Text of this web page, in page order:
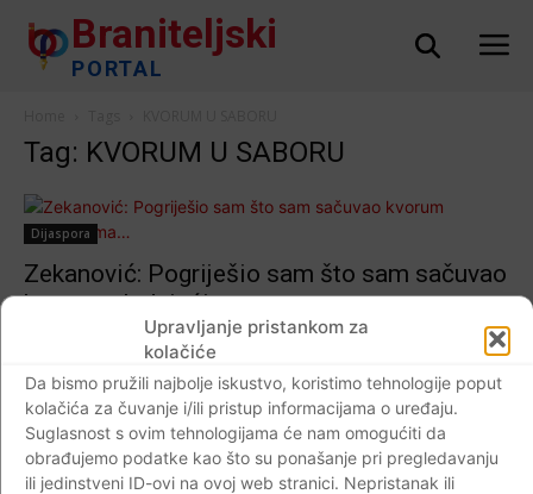
Upravljanje pristankom za
kolačiće
Da bismo pružili najbolje iskustvo, koristimo tehnologije poput
kolačića za čuvanje i/ili pristup informacijama o uređaju.
Suglasnost s ovim tehnologijama će nam omogućiti da
obrađujemo podatke kao što su ponašanje pri pregledavanju
ili jedinstveni ID-ovi na ovoj web stranici. Nepristanak ili
Braniteljski
PORTAL
Tag: KVORUM U SABORU
Dijaspora
Zekanović: Pogriješio sam što sam sačuvao
kvorum vladajućima…
Braniteljski portal - 25.02.2019 27
Impressum Kontaktirajte nas Pravila o privatnosti